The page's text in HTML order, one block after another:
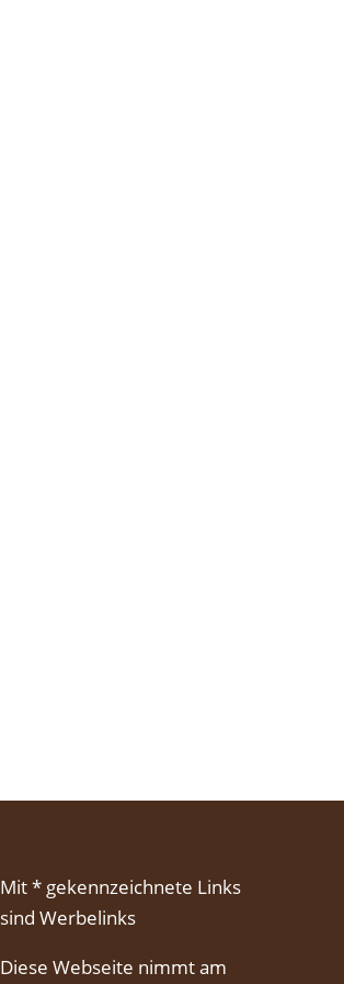
Mit * gekennzeichnete Links
sind Werbelinks
Diese Webseite nimmt am